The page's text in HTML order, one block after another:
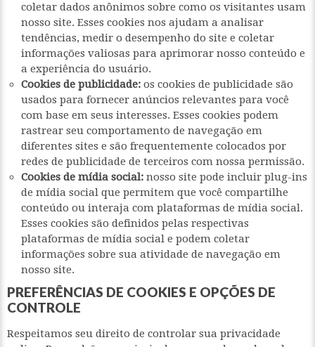
coletar dados anônimos sobre como os visitantes usam
nosso site. Esses cookies nos ajudam a analisar
tendências, medir o desempenho do site e coletar
informações valiosas para aprimorar nosso conteúdo e
a experiência do usuário.
Cookies de publicidade: os cookies de publicidade são
usados para fornecer anúncios relevantes para você
com base em seus interesses. Esses cookies podem
rastrear seu comportamento de navegação em
diferentes sites e são frequentemente colocados por
redes de publicidade de terceiros com nossa permissão.
Cookies de mídia social: nosso site pode incluir plug-ins
de mídia social que permitem que você compartilhe
conteúdo ou interaja com plataformas de mídia social.
Esses cookies são definidos pelas respectivas
plataformas de mídia social e podem coletar
informações sobre sua atividade de navegação em
nosso site.
PREFERÊNCIAS DE COOKIES E OPÇÕES DE
CONTROLE
Respeitamos seu direito de controlar sua privacidade